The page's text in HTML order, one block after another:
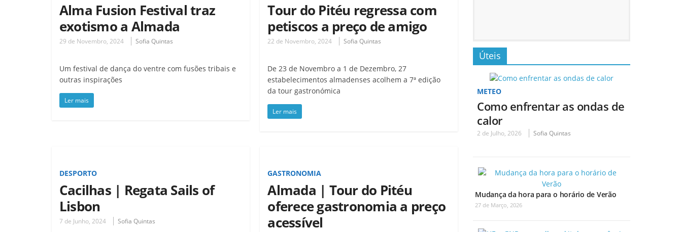
Alma Fusion Festival traz
exotismo a Almada
29 de Novembro, 2024 Sofia Quintas
Um festival de dança do ventre com fusões tribais e
outras inspirações
Ler mais
Tour do Pitéu regressa com
petiscos a preço de amigo
22 de Novembro, 2024 Sofia Quintas
De 23 de Novembro a 1 de Dezembro, 27
estabelecimentos almadenses acolhem a 7ª edição
da tour gastronómica
Ler mais
DESPORTO
Cacilhas | Regata Sails of
Lisbon
7 de Junho, 2024 Sofia Quintas
GASTRONOMIA
Almada | Tour do Pitéu
oferece gastronomia a preço
acessível
Úteis
METEO
Como enfrentar as ondas de
calor
2 de Julho, 2026 Sofia Quintas
Mudança da hora para o horário de Verão
27 de Março, 2026